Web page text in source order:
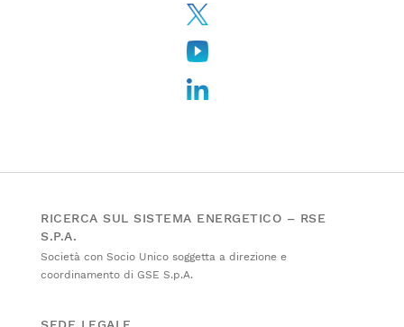
RICERCA SUL SISTEMA ENERGETICO – RSE
S.P.A.
Società con Socio Unico soggetta a direzione e
coordinamento di GSE S.p.A.
SEDE LEGALE